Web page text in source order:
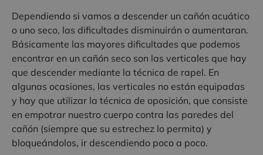
Dependiendo si vamos a descender un cañón acuático
o uno seco, las dificultades disminuirán o aumentaran.
Básicamente las mayores dificultades que podemos
encontrar en un cañón seco son las verticales que hay
que descender mediante la técnica de rapel. En
algunas ocasiones, las verticales no están equipadas
y hay que utilizar la técnica de oposición, que consiste
en empotrar nuestro cuerpo contra las paredes del
cañón (siempre que su estrechez lo permita) y
bloqueándolos, ir descendiendo poco a poco.